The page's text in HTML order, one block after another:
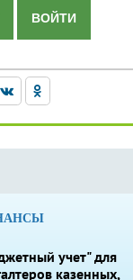
ВОЙТИ
учет" для
казенных,